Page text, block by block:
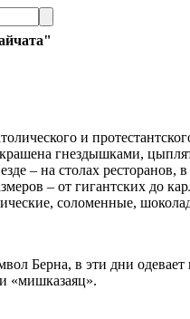
и
гнездышками,
– на столах ресторанов,
– от гигантских до
соломенные,
Берна, в эти дни
«мишказаяц».